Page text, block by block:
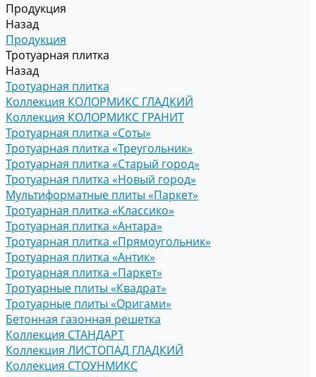
Продукция
Назад
Продукция
Тротуарная плитка
Назад
Тротуарная плитка
Коллекция КОЛОРМИКС ГЛАДКИЙ
Коллекция КОЛОРМИКС ГРАНИТ
Тротуарная плитка «Соты»
Тротуарная плитка «Треугольник»
Тротуарная плитка «Старый город»
Тротуарная плитка «Новый город»
Мультиформатные плиты «Паркет»
Тротуарная плитка «Классико»
Тротуарная плитка «Антара»
Тротуарная плитка «Прямоугольник»
Тротуарная плитка «Антик»
Тротуарная плитка «Паркет»
Тротуарные плиты «Квадрат»
Тротуарные плиты «Оригами»
Бетонная газонная решетка
Коллекция СТАНДАРТ
Коллекция ЛИСТОПАД ГЛАДКИЙ
Коллекция СТОУНМИКС